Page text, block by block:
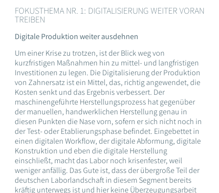
FOKUSTHEMA NR. 1: DIGITALISIERUNG WEITER VORAN
TREIBEN
Digitale Produktion weiter ausdehnen
Um einer Krise zu trotzen, ist der Blick weg von
kurzfristigen Maßnahmen hin zu mittel- und langfristigen
Investitionen zu legen. Die Digitalisierung der Produktion
von Zahnersatz ist ein Mittel, das, richtig angewendet, die
Kosten senkt und das Ergebnis verbessert. Der
maschinengeführte Herstellungsprozess hat gegenüber
der manuellen, handwerklichen Herstellung genau in
diesen Punkten die Nase vorn, sofern er sich nicht noch in
der Test- oder Etablierungsphase befindet. Eingebettet in
einen digitalen Workflow, der digitale Abformung, digitale
Konstruktion und eben die digitale Herstellung
einschließt, macht das Labor noch krisenfester, weil
weniger anfällig. Das Gute ist, dass der übergroße Teil der
deutschen Laborlandschaft in diesem Segment bereits
kräftig unterwegs ist und hier keine Überzeugungsarbeit